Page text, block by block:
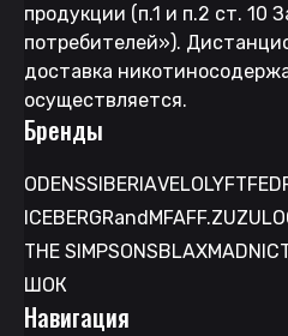
продукции (п.1 и п.2 ст. 10
потребителей»).
доставка
осуществляется.
Бренды
ODENSSIBERIAVELOLYFT
ICEBERGRandMFAFF.ZUZU
THE SIMPSONSBLAXMAD
ШОК
Навигация